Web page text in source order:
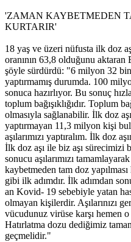
'ZAMAN KAYBETMEDEN
KURTARIR'
18 yaş ve üzeri nüfusta ilk doz
oranının 63,8 olduğunu
şöyle sürdürdü: "6 milyon 32 bin
yaptırmamış durumda. 100
sonuca hazırlıyor. Bu sonuç
toplum bağışıklığıdır. Toplum
olmasıyla sağlanabilir. İlk doz
yaptırmayan 11,3 milyon kişi
aşılarımızı yaptıralım. İlk doz
İlk doz aşı ile biz aşı sürecimizi
sonucu aşılarımızı
kaybetmeden tam doz
gibi ilk adımdır. İlk adımdan
an Kovid- 19 sebebiyle yatan
olmayan kişilerdir. Aşılarınızı
vücudunuz virüse karşı hemen
Hatırlatma dozu dediğimiz
geçmelidir."